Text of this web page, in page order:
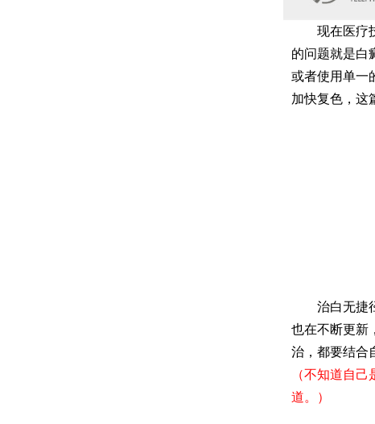
现在医疗技
的问题就是白
或者使用单一
加快复色，这
治白无捷径
也在不断更新
治，都要结合
（不知道自
道。）